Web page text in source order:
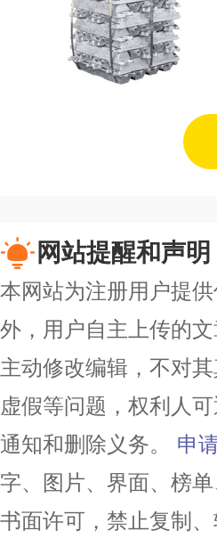
网站提醒和声明
本网站为注册用户提
外，用户自主上传的
主动修改编辑，不对
虚假等问题，权利人
通知和删除义务。
申
字、图片、界面、榜
书面许可，禁止复制、